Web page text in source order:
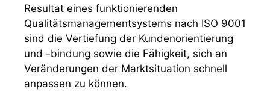
Resultat eines funktionierenden
Qualitätsmanagementsystems nach ISO 9001
sind die Vertiefung der Kundenorientierung
und -bindung sowie die Fähigkeit, sich an
Veränderungen der Marktsituation schnell
anpassen zu können.